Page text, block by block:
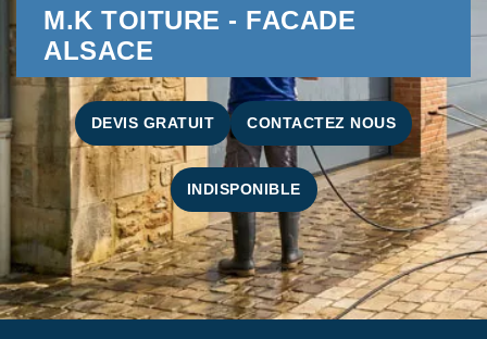
M.K TOITURE - FACADE
ALSACE
DEVIS GRATUIT CONTACTEZ NOUS
INDISPONIBLE